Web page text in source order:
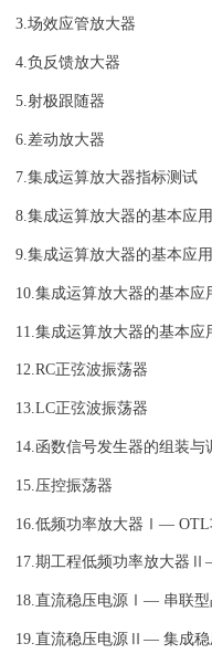
3.场效应管放大器
4.负反馈放大器
5.射极跟随器
6.差动放大器
7.集成运算放大器指标测试
8.集成运算放大器的基本应
9.集成运算放大器的基本应
10.集成运算放大器的基本
11.集成运算放大器的基本
12.RC正弦波振荡器
13.LC正弦波振荡器
14.函数信号发生器的组装与
15.压控振荡器
16.低频功率放大器Ⅰ— OTL
17.期工程低频功率放大器
18.直流稳压电源Ⅰ— 串联型
19.直流稳压电源Ⅱ— 集成稳